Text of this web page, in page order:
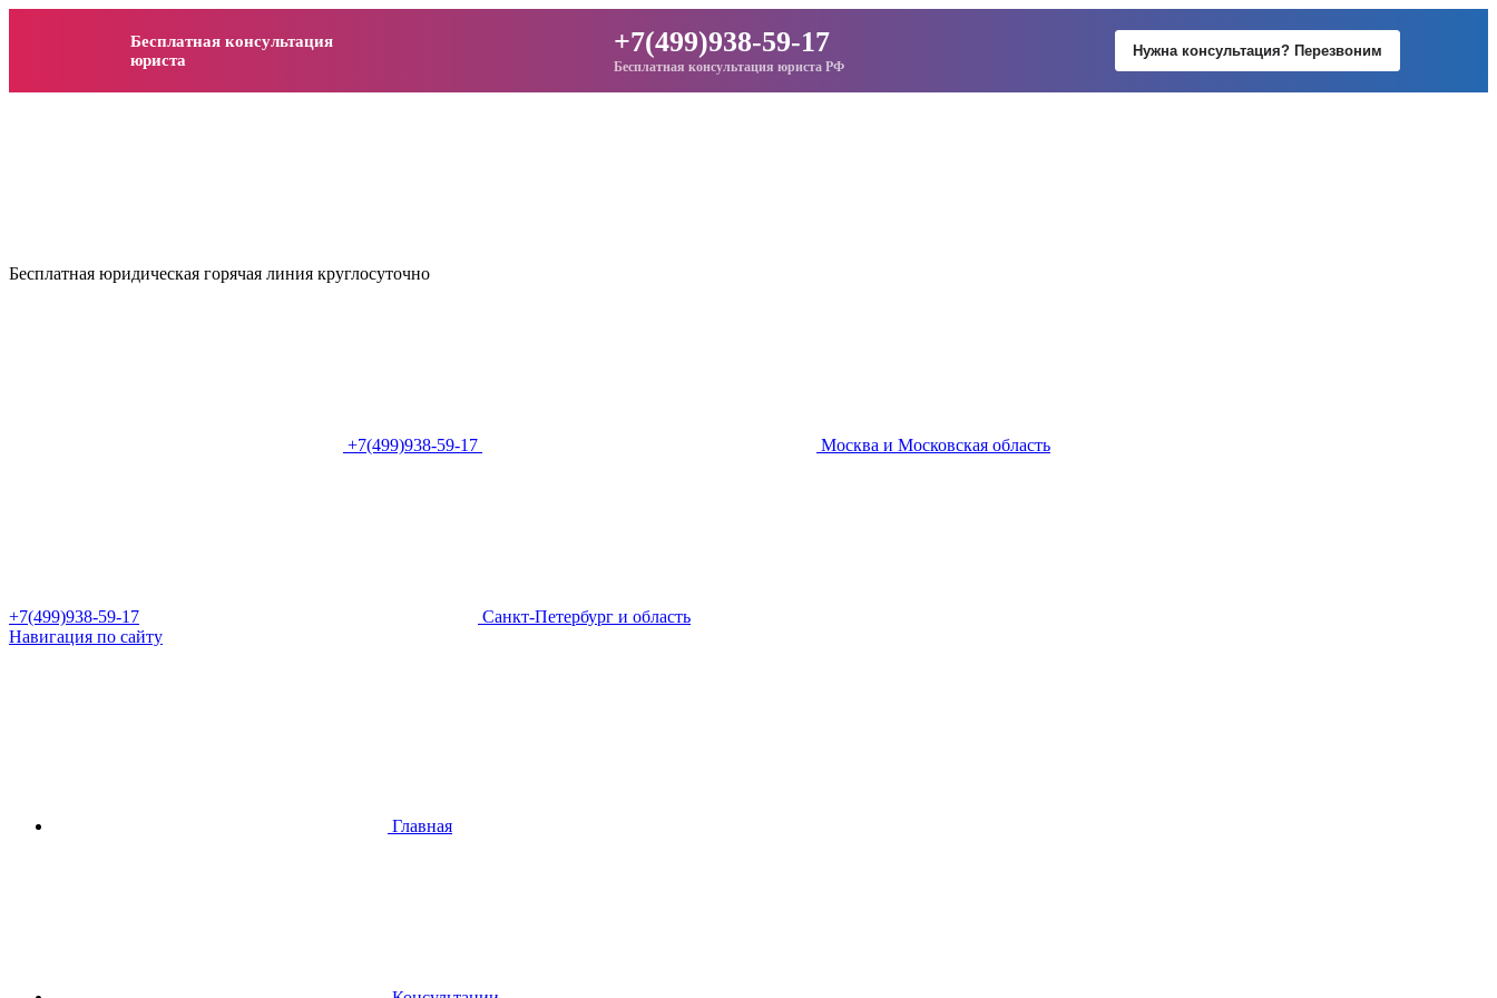
Бесплатная консультация
юриста
+7(499)938-59-17
Бесплатная консультация юриста РФ
Нужна консультация? Перезвоним
Бесплатная юридическая горячая линия круглосуточно
+7(499)938-59-17 Москва и Московская область
+7(499)938-59-17
Санкт-Петербург и область
Навигация по сайту
Главная